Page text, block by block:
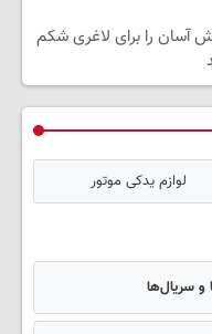
را برای لاغری شکم
لوازم یدکی موتور
و سریال‌ها